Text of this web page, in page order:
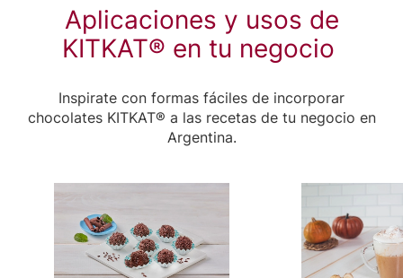
Aplicaciones y usos de
KITKAT® en tu negocio
Inspirate con formas fáciles de incorporar
chocolates KITKAT® a las recetas de tu negocio en
Argentina.